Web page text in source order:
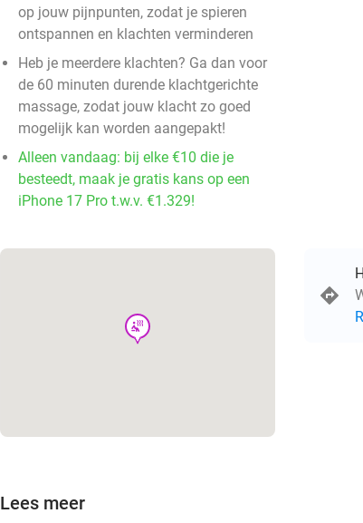
op jouw pijnpunten, zodat je spieren
ontspannen en klachten verminderen
Heb je meerdere klachten? Ga dan voor
de 60 minuten durende klachtgerichte
massage, zodat jouw klacht zo goed
mogelijk kan worden aangepakt!
Alleen vandaag: bij elke €10 die je
besteedt, maak je gratis kans op een
iPhone 17 Pro t.w.v. €1.329!
wellness
Lees meer